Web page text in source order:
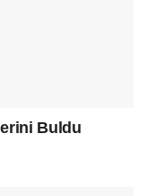
Buldu